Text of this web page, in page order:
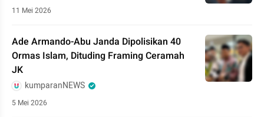
11 Mei 2026
Ade Armando-Abu Janda Dipolisikan 40
Ormas Islam, Dituding Framing Ceramah
JK
kumparanNEWS
5 Mei 2026